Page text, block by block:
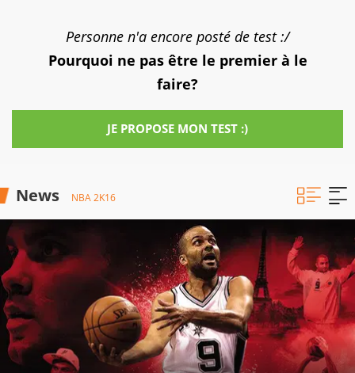
Personne n'a encore posté de test :/
Pourquoi ne pas être le premier à le
faire?
JE PROPOSE MON TEST :)
News NBA 2K16